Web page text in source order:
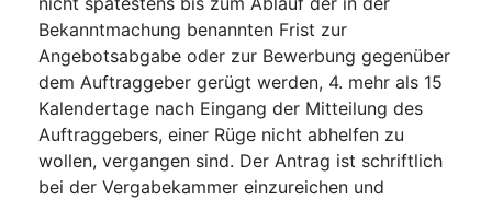
Bekanntmachung benannten Frist zur
Angebotsabgabe oder zur Bewerbung gegenüber
dem Auftraggeber gerügt werden, 4. mehr als 15
Kalendertage nach Eingang der Mitteilung des
Auftraggebers, einer Rüge nicht abhelfen zu
wollen, vergangen sind. Der Antrag ist schriftlich
bei der Vergabekammer einzureichen und